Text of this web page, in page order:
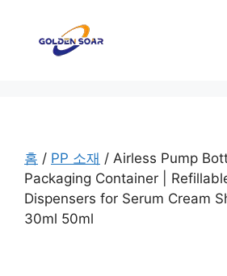
홈 / PP 소재 / Airless Pump
Packaging Container |
Dispensers for Serum Cream
30ml 50ml